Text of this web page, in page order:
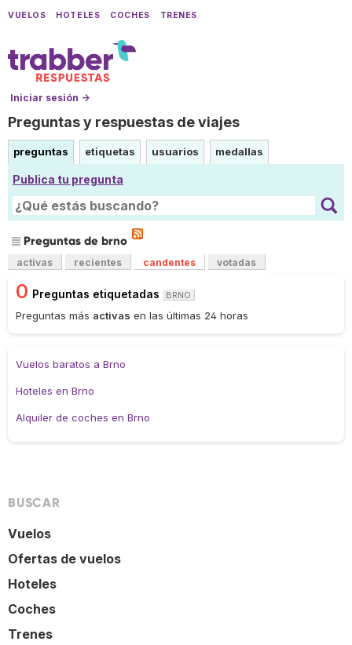
VUELOS HOTELES COCHES TRENES
Iniciar sesión →
Preguntas y respuestas de viajes
preguntas etiquetas usuarios medallas
Publica tu pregunta
Preguntas de brno
activas recientes candentes votadas
0 Preguntas etiquetadas BRNO
Preguntas más activas en las últimas 24 horas
Vuelos baratos a Brno
Hoteles en Brno
Alquiler de coches en Brno
BUSCAR
Vuelos
Ofertas de vuelos
Hoteles
Coches
Trenes